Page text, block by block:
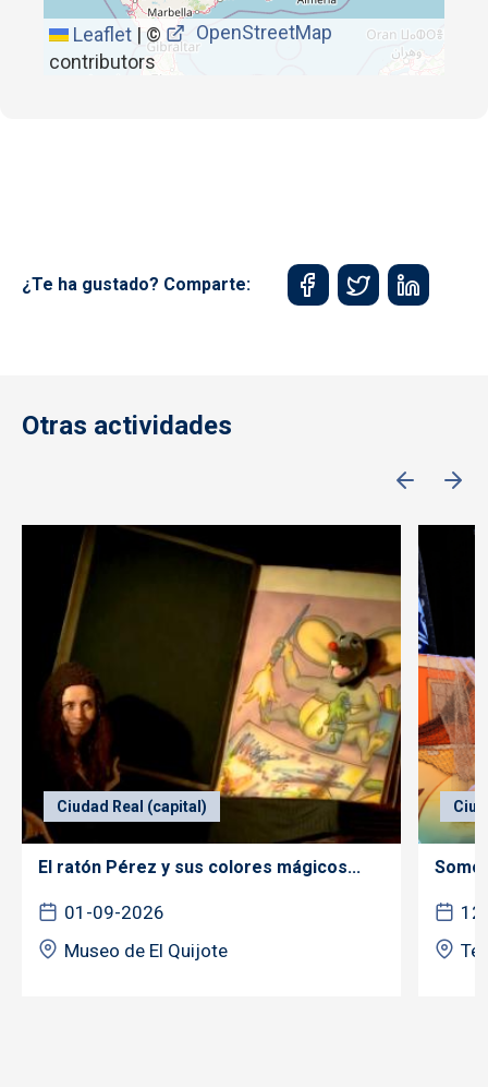
Leaflet | ©
OpenStreetMap
contributors
¿Te ha gustado? Comparte:
Otras actividades
Ciudad Real (capital)
El ratón Pérez y sus colores mágicos...
01-09-2026
Museo de El Quijote